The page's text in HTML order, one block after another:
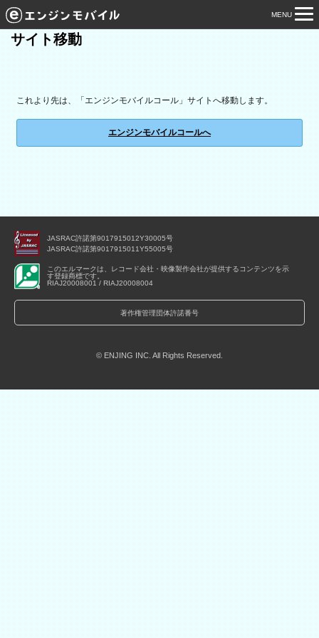
MENU
サイト移動
これより先は、「エンジンモバイルコール」サイトへ移動します。
エンジンモバイルコールへ
JASRAC許諾第9017915012Y30005号
JASRAC許諾第9017915011Y55005号
このエルマークは、レコード会社・映像製作会社が提供するコンテンツを示
す登録商標です。
RIAJ20008001 / RIAJ20008004
著作権管理団体許諾番号
© ENJING INC. All Rights Reserved.